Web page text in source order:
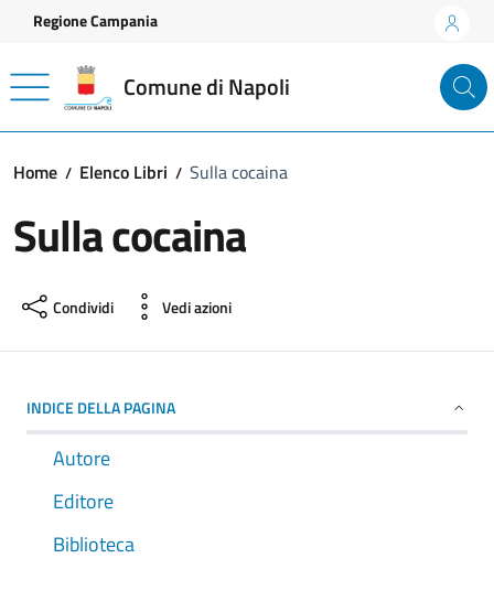
Vai ai contenuti
Vai al footer
Regione Campania
Comune di Napoli
Home Elenco Libri Sulla cocaina
Sulla cocaina
Condividi Vedi azioni
INDICE DELLA PAGINA
Autore
Editore
Biblioteca